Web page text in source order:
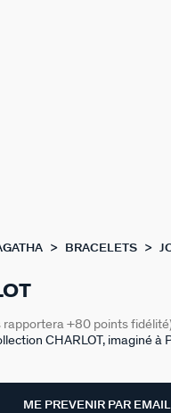
BRACELETS
rapportera +80 points
CHARLOT, imaginé à
avec une finition mat.
ME PREVENIR PAR EMAIL